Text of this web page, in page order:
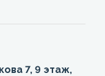
7, 9 этаж,